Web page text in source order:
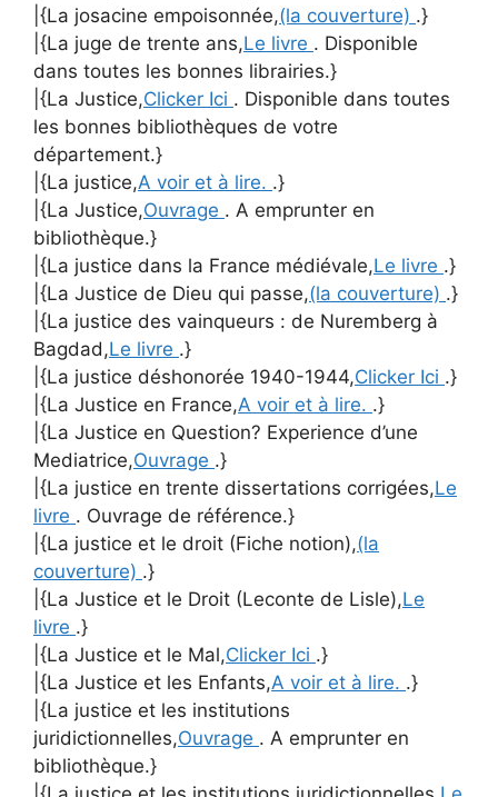
|{La josacine empoisonnée,(la couverture) .}
|{La juge de trente ans,Le livre . Disponible
dans toutes les bonnes librairies.}
|{La Justice,Clicker Ici . Disponible dans toutes
les bonnes bibliothèques de votre
département.}
|{La justice,A voir et à lire. .}
|{La Justice,Ouvrage . A emprunter en
bibliothèque.}
|{La justice dans la France médiévale,Le livre .}
|{La Justice de Dieu qui passe,(la couverture) .}
|{La justice des vainqueurs : de Nuremberg à
Bagdad,Le livre .}
|{La justice déshonorée 1940-1944,Clicker Ici .}
|{La Justice en France,A voir et à lire. .}
|{La Justice en Question? Experience d’une
Mediatrice,Ouvrage .}
|{La justice en trente dissertations corrigées,Le
livre . Ouvrage de référence.}
|{La justice et le droit (Fiche notion),(la
couverture) .}
|{La Justice et le Droit (Leconte de Lisle),Le
livre .}
|{La Justice et le Mal,Clicker Ici .}
|{La Justice et les Enfants,A voir et à lire. .}
|{La justice et les institutions
juridictionnelles,Ouvrage . A emprunter en
bibliothèque.}